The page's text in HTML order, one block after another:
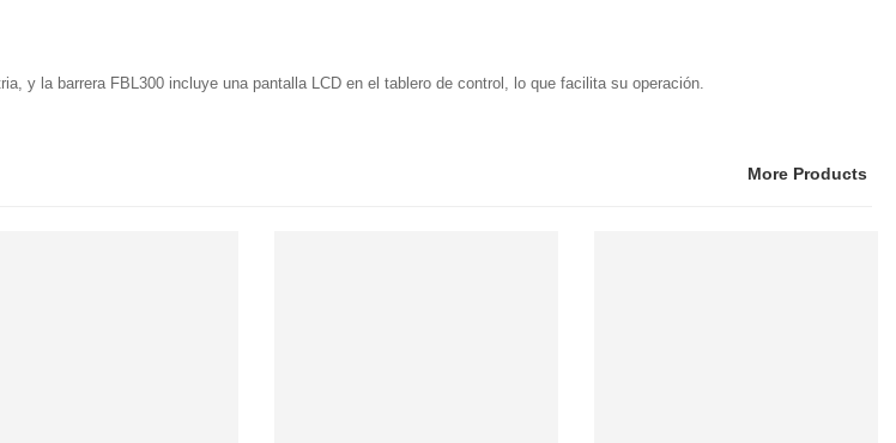
y la barrera FBL300 incluye una pantalla LCD en el tablero de control, lo que facilita su operación.
More Products